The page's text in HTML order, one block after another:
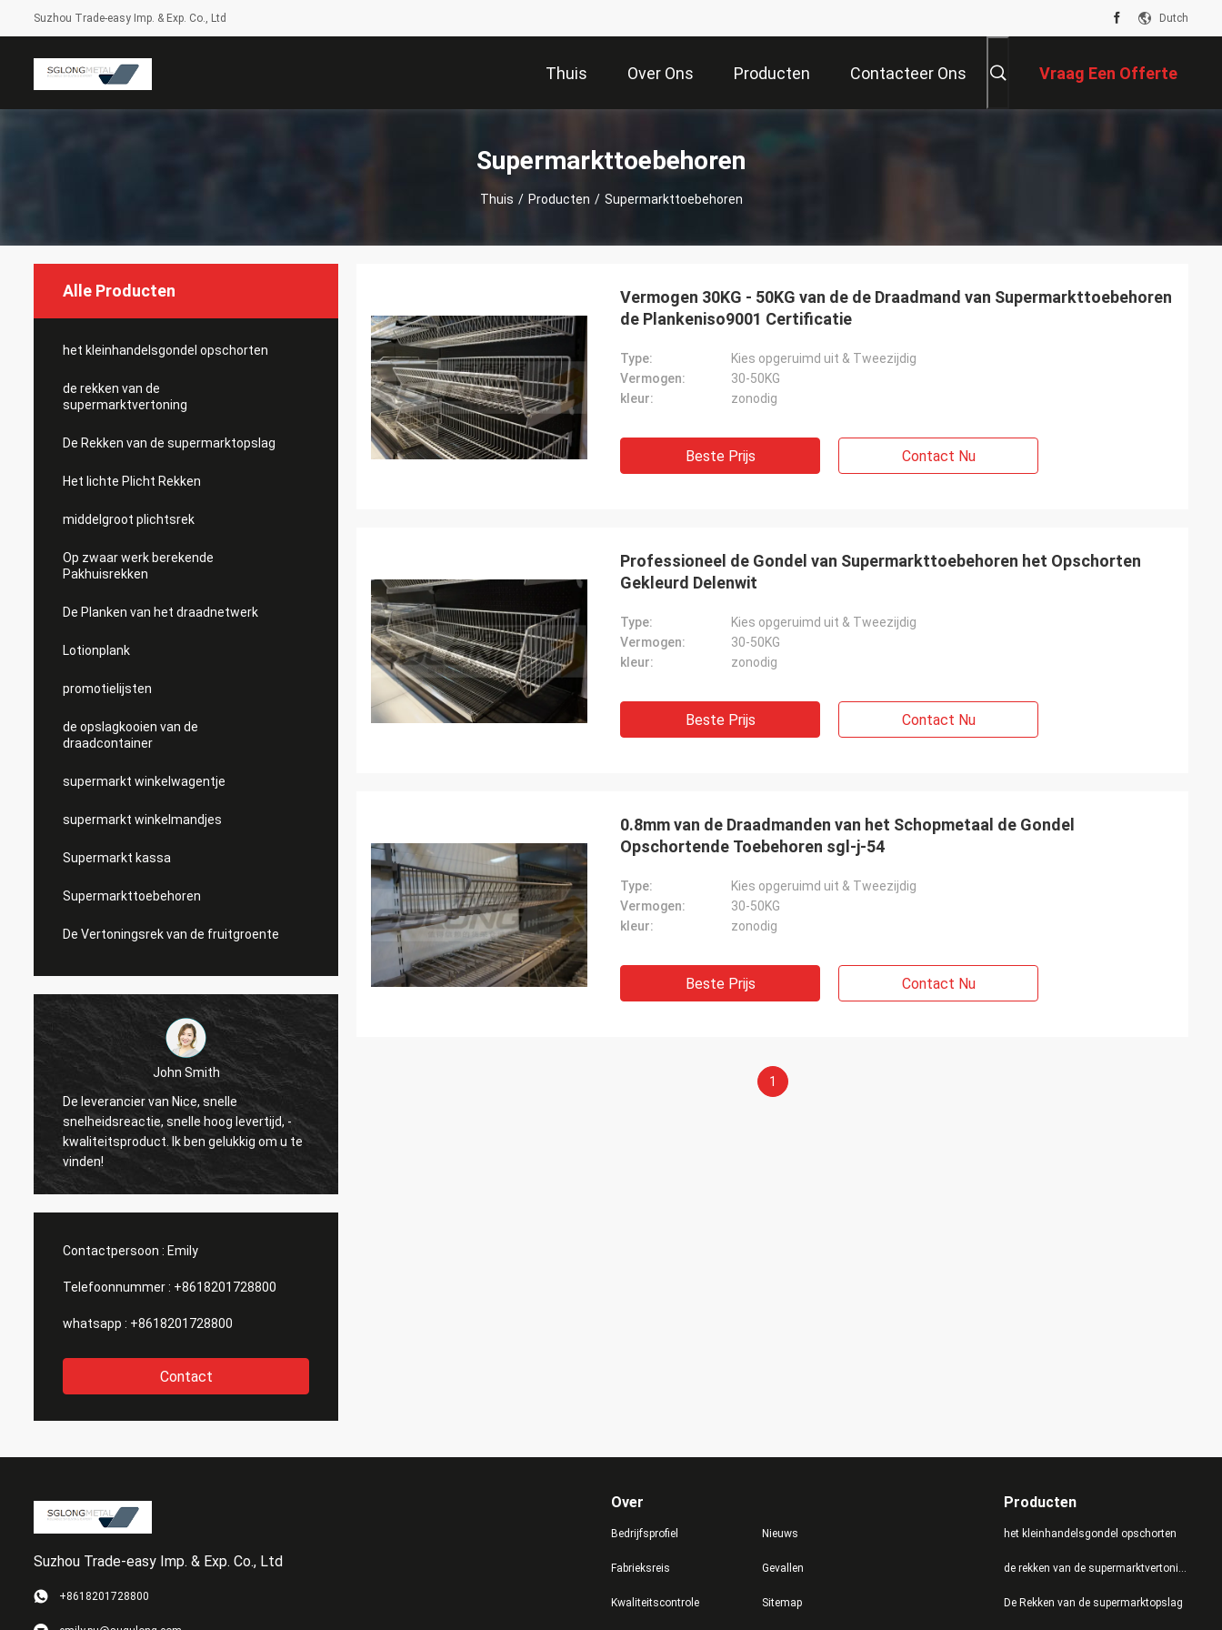
Suzhou Trade-easy Imp. & Exp. Co., Ltd Dutch
Thuis Over Ons Producten Contacteer Ons Vraag Een Offerte
Supermarkttoebehoren
Thuis / Producten / Supermarkttoebehoren
Alle Producten
het kleinhandelsgondel opschorten
de rekken van de
supermarktvertoning
De Rekken van de supermarktopslag
Het lichte Plicht Rekken
middelgroot plichtsrek
Op zwaar werk berekende
Pakhuisrekken
De Planken van het draadnetwerk
Lotionplank
promotielijsten
de opslagkooien van de
draadcontainer
supermarkt winkelwagentje
supermarkt winkelmandjes
Supermarkt kassa
Supermarkttoebehoren
De Vertoningsrek van de fruitgroente
John Smith
De leverancier van Nice, snelle
snelheidsreactie, snelle hoog levertijd, -
kwaliteitsproduct. Ik ben gelukkig om u te
vinden!
Contactpersoon : Emily
Telefoonnummer : +8618201728800
whatsapp : +8618201728800
Contact
Vermogen 30KG - 50KG van de de Draadmand van Supermarkttoebehoren
de Plankeniso9001 Certificatie
Type:
Kies opgeruimd uit & Tweezijdig
Vermogen:
30-50KG
kleur:
zonodig
Beste Prijs Contact Nu
Professioneel de Gondel van Supermarkttoebehoren het Opschorten
Gekleurd Delenwit
Type:
Kies opgeruimd uit & Tweezijdig
Vermogen:
30-50KG
kleur:
zonodig
Beste Prijs Contact Nu
0.8mm van de Draadmanden van het Schopmetaal de Gondel
Opschortende Toebehoren sgl-j-54
Type:
Kies opgeruimd uit & Tweezijdig
Vermogen:
30-50KG
kleur:
zonodig
Beste Prijs Contact Nu
1
Suzhou Trade-easy Imp. & Exp. Co., Ltd
+8618201728800
Over
Bedrijfsprofiel
Fabrieksreis
Kwaliteitscontrole
Nieuws
Gevallen
Sitemap
Producten
het kleinhandelsgondel opschorten
de rekken van de supermarktvertoning
De Rekken van de supermarktopslag